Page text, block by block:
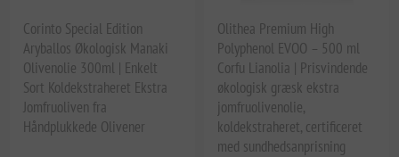
Corinto Special Edition
Aryballos Økologisk Manaki
Olivenolie 300ml | Enkelt
Sort Koldekstraheret Ekstra
Jomfruoliven fra
Håndplukkede Olivener
Olithea Premium High
Polyphenol EVOO – 500 ml
Corfu Lianolia | Prisvindende
økologisk græsk ekstra
jomfruolivenolie,
koldekstraheret, certificeret
med sundhedsanprisning